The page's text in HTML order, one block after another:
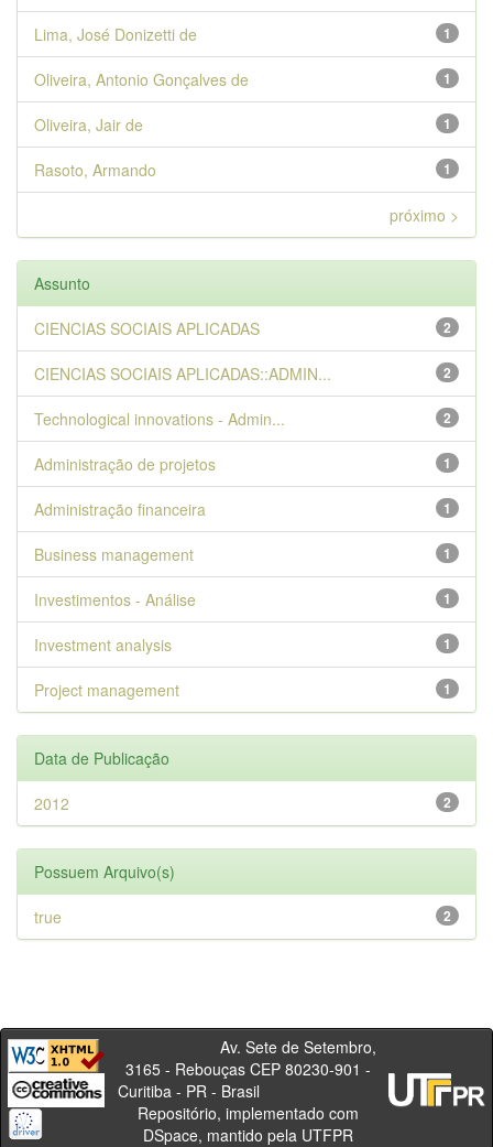
1
Lima, José Donizetti de
1
Oliveira, Antonio Gonçalves de
1
Oliveira, Jair de
1
Rasoto, Armando
próximo >
Assunto
2
CIENCIAS SOCIAIS APLICADAS
2
CIENCIAS SOCIAIS APLICADAS::ADMIN...
2
Technological innovations - Admin...
1
Administração de projetos
1
Administração financeira
1
Business management
1
Investimentos - Análise
1
Investment analysis
1
Project management
Data de Publicação
2
2012
Possuem Arquivo(s)
2
true
Av. Sete de Setembro,
3165 - Rebouças CEP 80230-901 -
Curitiba - PR - Brasil
Repositório, implementado com
DSpace, mantido pela UTFPR